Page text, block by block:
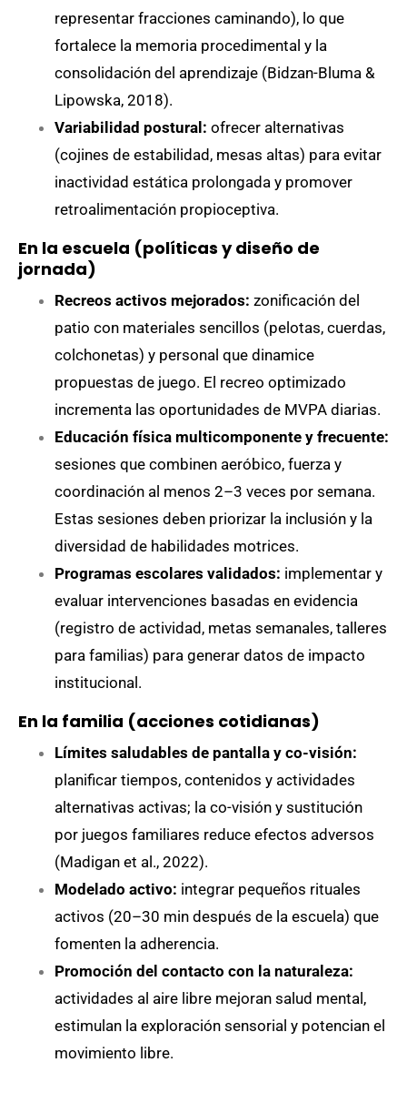
representar fracciones caminando), lo que
fortalece la memoria procedimental y la
consolidación del aprendizaje (Bidzan-Bluma &
Lipowska, 2018).
Variabilidad postural: ofrecer alternativas
(cojines de estabilidad, mesas altas) para evitar
inactividad estática prolongada y promover
retroalimentación propioceptiva.
En la escuela (políticas y diseño de
jornada)
Recreos activos mejorados: zonificación del
patio con materiales sencillos (pelotas, cuerdas,
colchonetas) y personal que dinamice
propuestas de juego. El recreo optimizado
incrementa las oportunidades de MVPA diarias.
Educación física multicomponente y frecuente:
sesiones que combinen aeróbico, fuerza y
coordinación al menos 2–3 veces por semana.
Estas sesiones deben priorizar la inclusión y la
diversidad de habilidades motrices.
Programas escolares validados: implementar y
evaluar intervenciones basadas en evidencia
(registro de actividad, metas semanales, talleres
para familias) para generar datos de impacto
institucional.
En la familia (acciones cotidianas)
Límites saludables de pantalla y co-visión:
planificar tiempos, contenidos y actividades
alternativas activas; la co-visión y sustitución
por juegos familiares reduce efectos adversos
(Madigan et al., 2022).
Modelado activo: integrar pequeños rituales
activos (20–30 min después de la escuela) que
fomenten la adherencia.
Promoción del contacto con la naturaleza:
actividades al aire libre mejoran salud mental,
estimulan la exploración sensorial y potencian el
movimiento libre.